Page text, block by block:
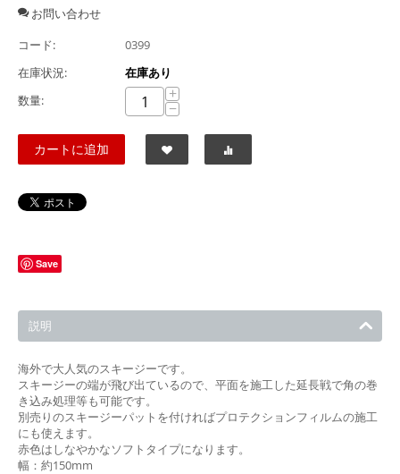
お問い合わせ
コード:
0399
在庫状況:
在庫あり
数量:
+
−
カートに追加
Save
説明
海外で大人気のスキージーです。
スキージーの端が飛び出ているので、平面を施工した延長戦で角の巻
き込み処理等も可能です。
別売りのスキージーパットを付ければプロテクションフィルムの施工
にも使えます。
赤色はしなやかなソフトタイプになります。
幅：約150mm